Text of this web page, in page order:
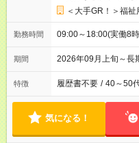
＜大手GR！＞福
勤務時間 09:00～18:00(実働8
期間 2026年09月上旬～
特徴 履歴書不要 / 40～50
気になる！